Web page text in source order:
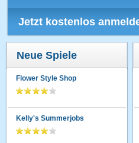
Jetzt kostenlos
Neue Spiele
Flower Style Shop
Kelly's Summerjobs